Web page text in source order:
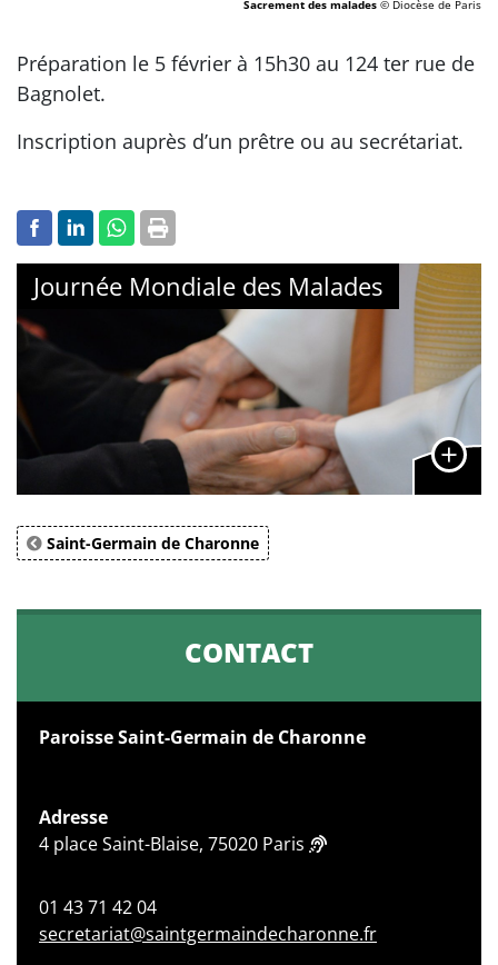
Sacrement des malades © Diocèse de Paris
Préparation le 5 février à 15h30 au 124 ter rue de
Bagnolet.
Inscription auprès d’un prêtre ou au secrétariat.
Journée Mondiale des Malades
Saint-Germain de Charonne
CONTACT
Paroisse Saint-Germain de Charonne
Adresse
4 place Saint-Blaise, 75020 Paris
01 43 71 42 04
secretariat@saintgermaindecharonne.fr